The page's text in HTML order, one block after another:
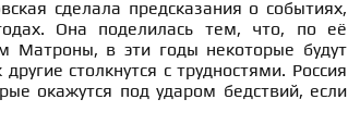
сделала предсказания о событиях,
Она поделилась тем, что, по её
в эти годы некоторые будут
столкнутся с трудностями. Россия
окажутся под ударом бедствий, если